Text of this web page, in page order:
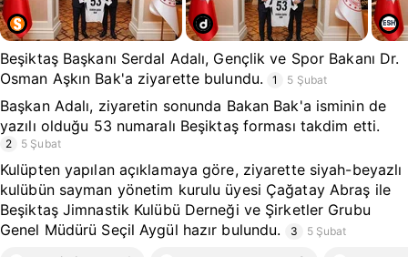
Beşiktaş Başkanı Serdal Adalı, Gençlik ve Spor Bakanı Dr.
Osman Aşkın Bak'a ziyarette bulundu.
1 5 Şubat
Başkan Adalı, ziyaretin sonunda Bakan Bak'a isminin de
yazılı olduğu 53 numaralı Beşiktaş forması takdim etti.
2 5 Şubat
Kulüpten yapılan açıklamaya göre, ziyarette siyah-beyazlı
kulübün sayman yönetim kurulu üyesi Çağatay Abraş ile
Beşiktaş Jimnastik Kulübü Derneği ve Şirketler Grubu
Genel Müdürü Seçil Aygül hazır bulundu.
3 5 Şubat